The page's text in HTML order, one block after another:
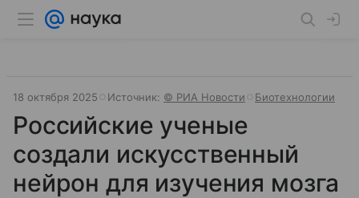
18 октября 2025 Источник: © РИА Новости Биотехнологии
Российские ученые
создали искусственный
нейрон для изучения мозга